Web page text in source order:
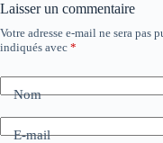
Laisser un commentaire
Votre adresse e-mail ne sera pas
indiqués avec *
Nom
E-mail